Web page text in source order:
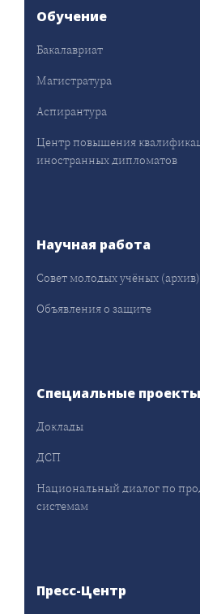
Обучение
Бакалавриат
Магистратура
Аспирантура
Центр повышения
иностранных дипломатов
Научная работа
Совет молодых учёных (архив)
Объявления о защите
Специальные проекты
Доклады
ДСП
Национальный диалог по
системам
Пресс-Центр